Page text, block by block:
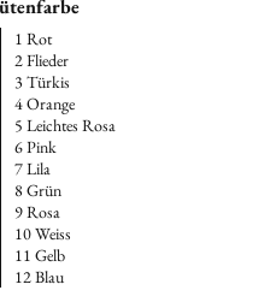
zu erwecken.
1 Rot
2 Flieder
3 Türkis
4 Orange
5 Leichtes Rosa
6 Pink
7 Lila
8 Grün
9 Rosa
10 Weiss
11 Gelb
12 Blau